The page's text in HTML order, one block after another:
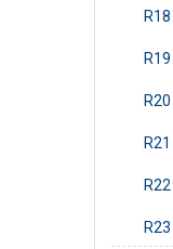
R18
R19
R20
R21
R22
R23